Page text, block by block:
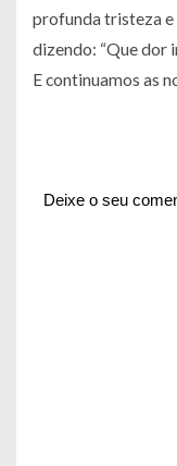
profunda tristeza e
dizendo: “Que dor
E continuamos as
Deixe o seu